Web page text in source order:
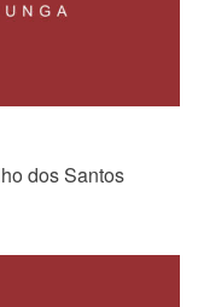
dos Santos